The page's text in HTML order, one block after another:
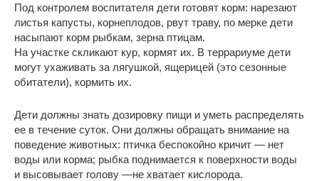
Под контролем воспитателя дети готовят корм: нарезают
листья капусты, корнеплодов, рвут траву, по мерке дети
насыпают корм рыбкам, зерна птицам.
На участке скликают кур, кормят их. В террариуме дети
могут ухаживать за лягушкой, ящерицей (это сезонные
обитатели), кормить их.
Дети должны знать дозировку пищи и уметь распределять
ее в течение суток. Они должны обращать внимание на
поведение животных: птичка беспокойно кричит ― нет
воды или корма; рыбка поднимается к поверхности воды
и высовывает голову ―не хватает кислорода.